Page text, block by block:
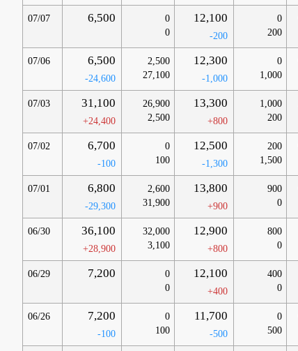
07/07 6,500
0
0
12,100
-200
0
200
07/06 6,500
-24,600
2,500
27,100
12,300
-1,000
0
1,000
07/03 31,100
+24,400
26,900
2,500
13,300
+800
1,000
200
07/02 6,700
-100
0
100
12,500
-1,300
200
1,500
07/01 6,800
-29,300
2,600
31,900
13,800
+900
900
0
06/30 36,100
+28,900
32,000
3,100
12,900
+800
800
0
06/29 7,200
0
0
12,100
+400
400
0
06/26 7,200
-100
0
100
11,700
-500
0
500